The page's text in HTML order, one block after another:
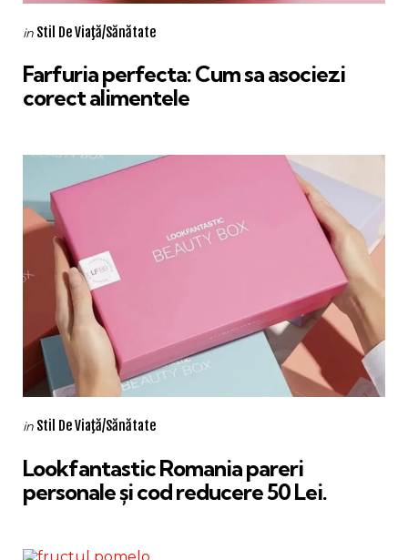
Categories
Posted
in Stil De Viaţă/Sănătate
Farfuria perfecta: Cum sa asociezi
corect alimentele
Categories
Posted
in Stil De Viaţă/Sănătate
Lookfantastic Romania pareri
personale și cod reducere 50 Lei.